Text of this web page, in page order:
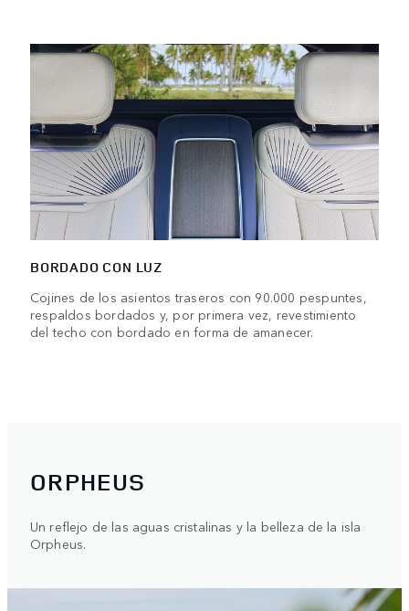
BORDADO CON LUZ
Cojines de los asientos traseros con 90.000 pespuntes,
respaldos bordados y, por primera vez, revestimiento
del techo con bordado en forma de amanecer.
ORPHEUS
Un reflejo de las aguas cristalinas y la belleza de la isla
Orpheus.